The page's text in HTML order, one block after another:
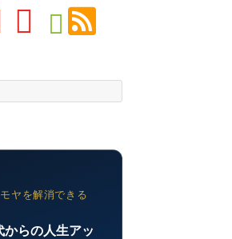
ヤを解消できる
らの人生アッ